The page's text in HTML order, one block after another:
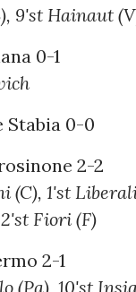
9'st Hainaut
0-1
Stabia 0-0
2-2
(C), 1'st
Fiori (F)
2-1
(Pa), 10'st